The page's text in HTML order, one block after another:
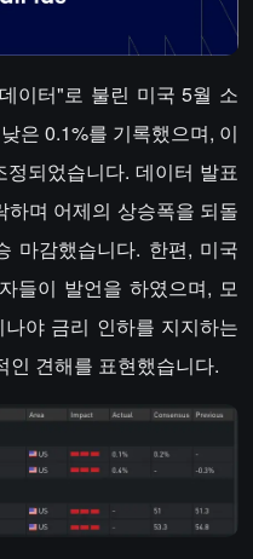
이터"로 불린 미국 5월 소
은 0.1%를 기록했으며, 이
되었습니다. 데이터 발표
며 어제의 상승폭을 되돌
마감했습니다. 한편, 미국
들이 발언을 하였으며, 모
야 금리 인하를 지지하는
인 견해를 표현했습니다.